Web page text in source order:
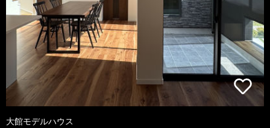
大館モデルハウス